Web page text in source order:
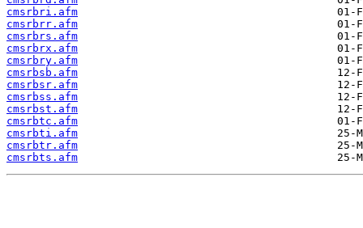
cmsrbri.afm
cmsrbrr.afm
cmsrbrs.afm
cmsrbrx.afm
cmsrbry.afm
cmsrbsb.afm
cmsrbsr.afm
cmsrbss.afm
cmsrbst.afm
cmsrbtc.afm
cmsrbti.afm
cmsrbtr.afm
cmsrbts.afm